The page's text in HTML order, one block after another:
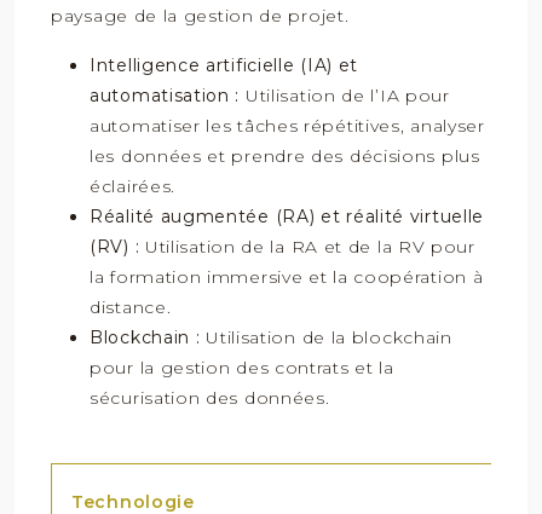
paysage de la gestion de projet.
Intelligence artificielle (IA) et
automatisation : Utilisation de l’IA pour
automatiser les tâches répétitives, analyser
les données et prendre des décisions plus
éclairées.
Réalité augmentée (RA) et réalité virtuelle
(RV) : Utilisation de la RA et de la RV pour
la formation immersive et la coopération à
distance.
Blockchain : Utilisation de la blockchain
pour la gestion des contrats et la
sécurisation des données.
Technologie